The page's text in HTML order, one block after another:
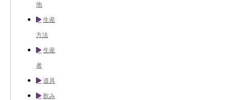
地
生産
方法
生産
者
道具
飲み